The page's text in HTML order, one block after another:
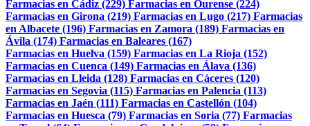
Farmacias en Cádiz (229) Farmacias en Ourense (224)
Farmacias en Girona (219) Farmacias en Lugo (217) Farmacias
en Albacete (196) Farmacias en Zamora (189) Farmacias en
Ávila (174) Farmacias en Baleares (167)
Farmacias en Huelva (159) Farmacias en La Rioja (152)
Farmacias en Cuenca (149) Farmacias en Álava (136)
Farmacias en Lleida (128) Farmacias en Cáceres (120)
Farmacias en Segovia (115) Farmacias en Palencia (113)
Farmacias en Jaén (111) Farmacias en Castellón (104)
Farmacias en Huesca (79) Farmacias en Soria (77) Farmacias